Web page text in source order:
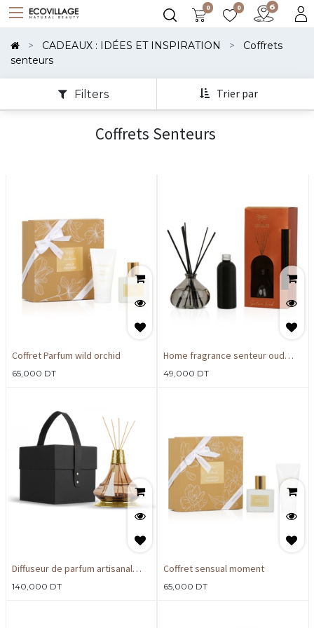
0 0
CADEAUX : IDÉES ET INSPIRATION
Coffrets
senteurs
Filters Trier par
Montrer
Catégories
Coffrets Senteurs
Coffret Parfum wild orchid
65,000 DT
Home fragrance senteur oud
200ml
49,000 DT
Diffuseur de parfum artisanal
premium marron 1L
140,000 DT
Coffret sensual moment
65,000 DT